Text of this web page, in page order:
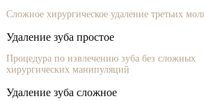
Сложное хирургическое удаление третьих
Удаление зуба простое
Процедура по извлечению зуба без сложных
хирургических манипуляций
Удаление зуба сложное